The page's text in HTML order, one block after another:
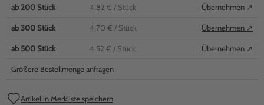
ab 200 Stück 4,82 € / Stück Übernehmen ↗
ab300 Stück 4,70 € / Stück Übernehmen ↗
ab 500 Stück 4,52 € / Stück Übernehmen ↗
Größere Bestellmenge anfragen
Artikel in Merkliste speichern